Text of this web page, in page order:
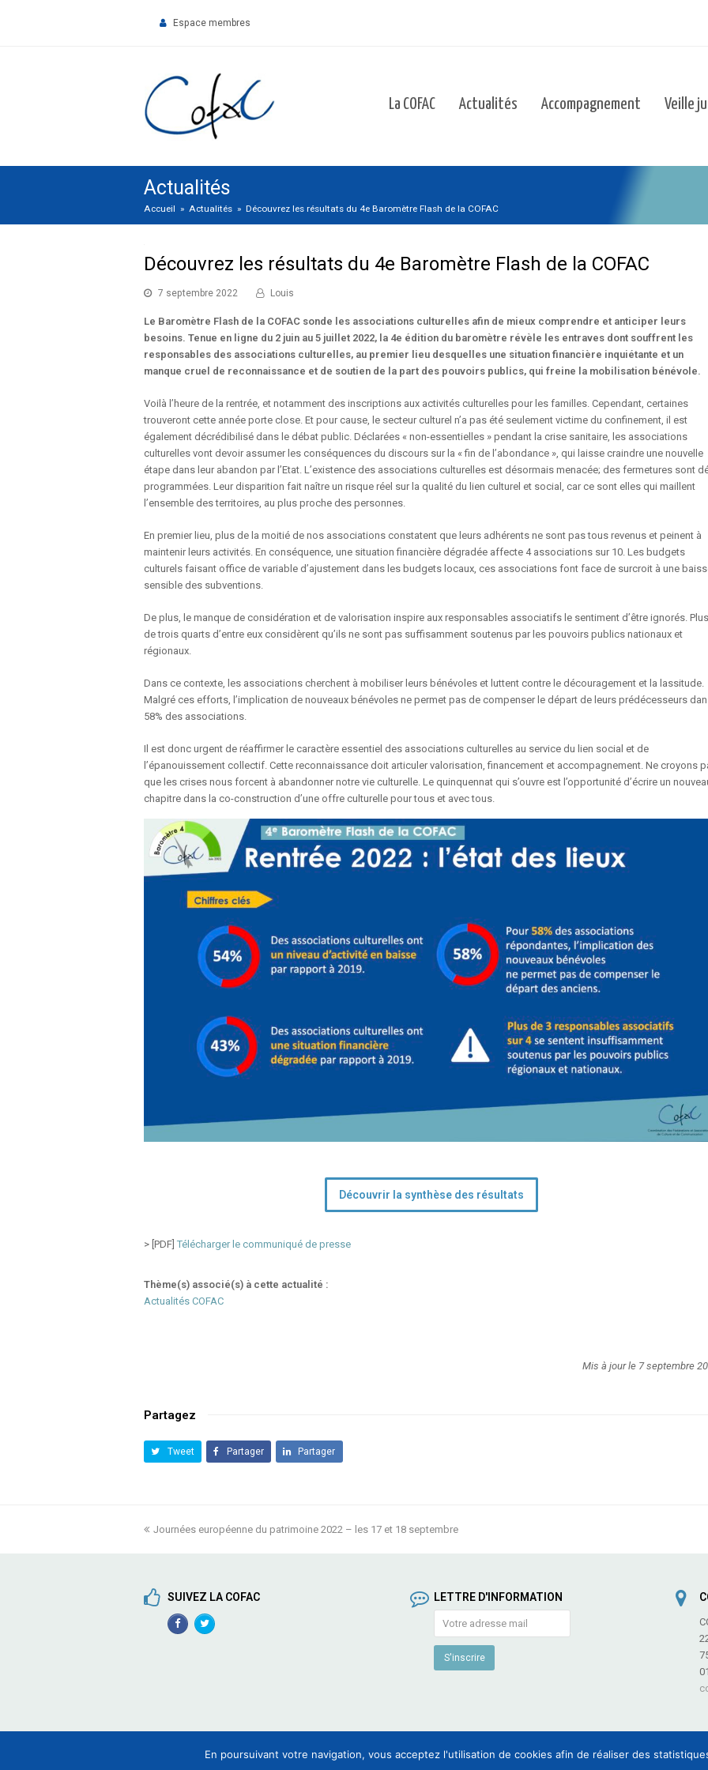
Espace membres
La COFAC Actualités Accompagnement Veille
Actualités
Accueil » Actualités » Découvrez les résultats du 4e Baromètre Flash de la COFAC
Découvrez les résultats du 4e Baromètre Flash de la COFAC
7 septembre 2022 Louis
Le Baromètre Flash de la COFAC sonde les associations culturelles afin de mieux comprendre et anticiper leurs
besoins. Tenue en ligne du 2 juin au 5 juillet 2022, la 4e édition du baromètre révèle les entraves dont souffrent les
responsables des associations culturelles, au premier lieu desquelles une situation financière inquiétante et un
manque cruel de reconnaissance et de soutien de la part des pouvoirs publics, qui freine la mobilisation bénévole.
Voilà l’heure de la rentrée, et notamment des inscriptions aux activités culturelles pour les familles. Cependant, certaines
trouveront cette année porte close. Et pour cause, le secteur culturel n’a pas été seulement victime du confinement, il est
également décrédibilisé dans le débat public. Déclarées « non-essentielles » pendant la crise sanitaire, les associations
culturelles vont devoir assumer les conséquences du discours sur la « fin de l’abondance », qui laisse craindre une nouvelle
étape dans leur abandon par l’Etat. L’existence des associations culturelles est désormais menacée; des fermetures sont
programmées. Leur disparition fait naître un risque réel sur la qualité du lien culturel et social, car ce sont elles qui maillent
l’ensemble des territoires, au plus proche des personnes.
En premier lieu, plus de la moitié de nos associations constatent que leurs adhérents ne sont pas tous revenus et peinent à
maintenir leurs activités. En conséquence, une situation financière dégradée affecte 4 associations sur 10. Les budgets
culturels faisant office de variable d’ajustement dans les budgets locaux, ces associations font face de surcroit à une
sensible des subventions.
De plus, le manque de considération et de valorisation inspire aux responsables associatifs le sentiment d’être ignorés. Plus
de trois quarts d’entre eux considèrent qu’ils ne sont pas suffisamment soutenus par les pouvoirs publics nationaux et
régionaux.
Dans ce contexte, les associations cherchent à mobiliser leurs bénévoles et luttent contre le découragement et la lassitude.
Malgré ces efforts, l’implication de nouveaux bénévoles ne permet pas de compenser le départ de leurs prédécesseurs
58% des associations.
Il est donc urgent de réaffirmer le caractère essentiel des associations culturelles au service du lien social et de
l’épanouissement collectif. Cette reconnaissance doit articuler valorisation, financement et accompagnement. Ne croyons
que les crises nous forcent à abandonner notre vie culturelle. Le quinquennat qui s’ouvre est l’opportunité d’écrire un
chapitre dans la co-construction d’une offre culturelle pour tous et avec tous.
Découvrir la synthèse des résultats
> [PDF] Télécharger le communiqué de presse
Thème(s) associé(s) à cette actualité :
Actualités COFAC
Mis à jour le 7 septembre
Partagez
Tweet Partager Partager
previous
Journées européenne du patrimoine 2022 – les 17 et 18 septembre
SUIVEZ LA COFAC
FacebookTwitterProfile
LETTRE D'INFORMATION
COFAC - Coordination des Fédérations et Associations de Culture et de Communication -
En poursuivant votre navigation, vous acceptez l'utilisation de cookies afin de réaliser des